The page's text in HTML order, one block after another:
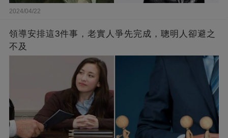
2024/04/22
領導安排這3件事，老實人爭先完成，聰明人卻避之
不及